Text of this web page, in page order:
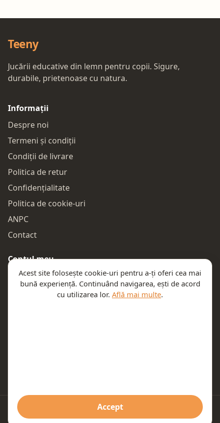
Teeny
Jucării educative din lemn pentru copii. Sigure,
durabile, prietenoase cu natura.
Informații
Despre noi
Termeni și condiții
Condiții de livrare
Politica de retur
Confidențialitate
Politica de cookie-uri
ANPC
Contact
Contul meu
Autentificare
Comenzile mele
© 2026 Teeny. Toate drepturile rezervate.
Acest site folosește cookie-uri pentru a-ți oferi cea mai
bună experiență. Continuând navigarea, ești de acord
cu utilizarea lor. Află mai multe.
Accept